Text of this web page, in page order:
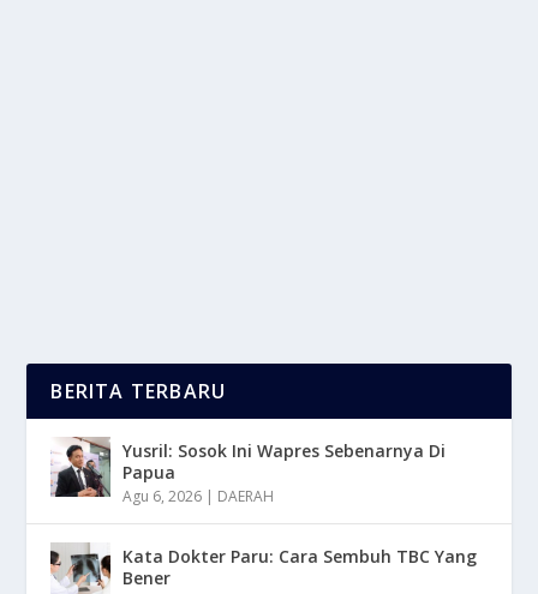
BERITA TERBARU
Yusril: Sosok Ini Wapres Sebenarnya Di
Papua
Agu 6, 2026 | DAERAH
Kata Dokter Paru: Cara Sembuh TBC Yang
Bener